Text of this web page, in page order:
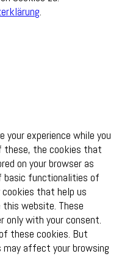
your experience while you
these, the cookies that
on your browser as
basic functionalities of
that help us
this website. These
only with your consent.
these cookies. But
affect your browsing